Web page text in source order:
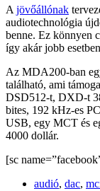
Ajövőállónak
audiotechnológia
benne. Ez könnyen
így akár jobb
Az MDA200-ban
található, ami
DSD512-t, DXD-t
bites, 192 kHz-es
USB, egy MCT és
4000 dollár.
[sc
audió, dac,